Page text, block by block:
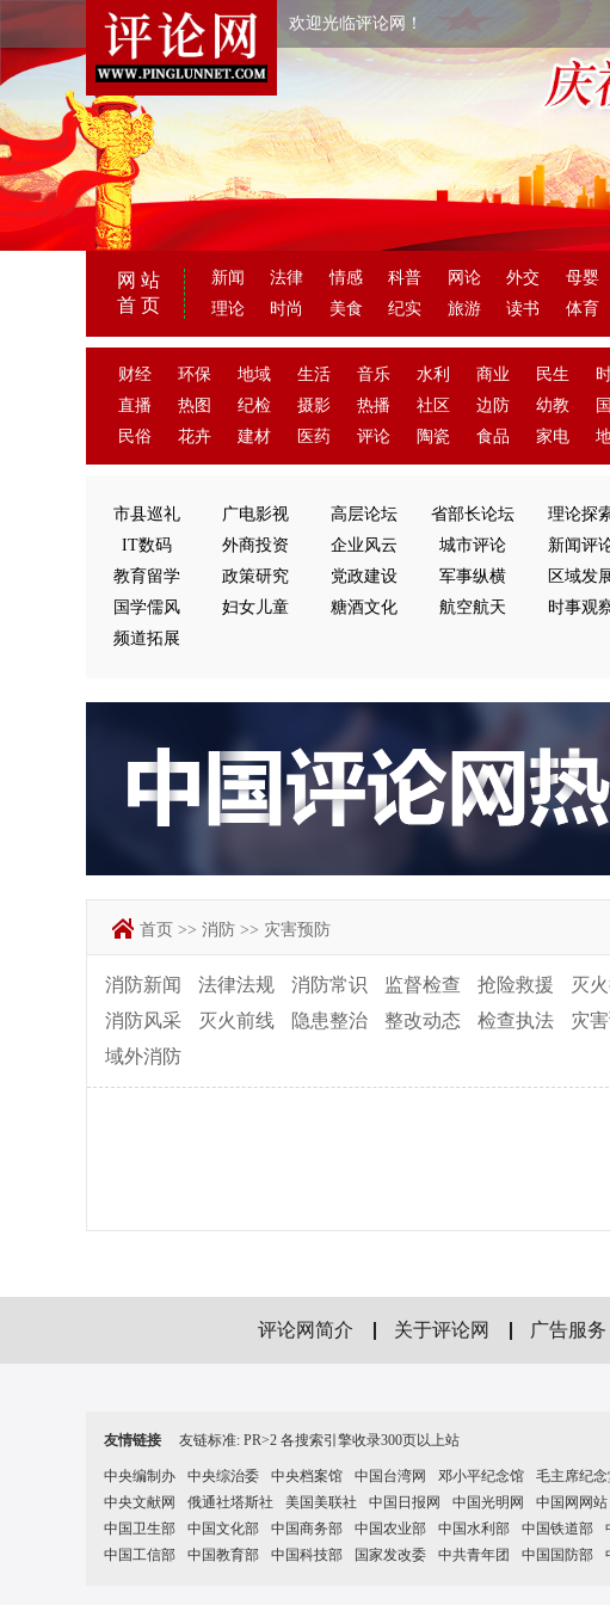
欢迎光临评论网！
网 站
首 页
新闻 法律 情感 科普 网论 外交 母婴
理论
时尚 美食 纪实 旅游 读书 体育
财经 环保 地域 生活 音乐 水利 商业 民生
直播
热图 纪检 摄影 热播 社区 边防 幼教
民俗
花卉 建材 医药 评论 陶瓷 食品 家电
市县巡礼 广电影视 高层论坛 省部长论坛 理论探
IT数码
外商投资 企业风云 城市评论 新闻评
教育留学
政策研究 党政建设 军事纵横 区域发
国学儒风
妇女儿童 糖酒文化 航空航天 时事观
频道拓展
首页 >> 消防 >> 灾害预防
消防新闻 法律法规 消防常识 监督检查 抢险救援 灭
消防风采
灭火前线 隐患整治 整改动态 检查执法 灾
域外消防
评论网简介 关于评论网 广告服务
友情链接 友链标准: PR>2 各搜索引擎收录300页以上站
中央编制办 中央综治委 中央档案馆 中国台湾网 邓小平纪念馆 毛主席纪
中央文献网
俄通社塔斯社 美国美联社 中国日报网 中国光明网 中国网网站
中国卫生部
中国文化部 中国商务部 中国农业部 中国水利部 中国铁道部
中国工信部
中国教育部 中国科技部 国家发改委 中共青年团 中国国防部